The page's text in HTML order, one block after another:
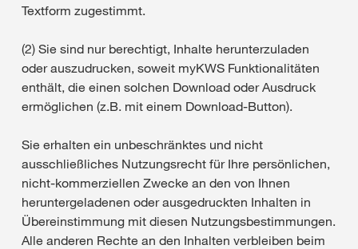
Textform zugestimmt.
(2) Sie sind nur berechtigt, Inhalte herunterzuladen
oder auszudrucken, soweit myKWS Funktionalitäten
enthält, die einen solchen Download oder Ausdruck
ermöglichen (z.B. mit einem Download-Button).
Sie erhalten ein unbeschränktes und nicht
ausschließliches Nutzungsrecht für Ihre persönlichen,
nicht-kommerziellen Zwecke an den von Ihnen
heruntergeladenen oder ausgedruckten Inhalten in
Übereinstimmung mit diesen Nutzungsbestimmungen.
Alle anderen Rechte an den Inhalten verbleiben beim